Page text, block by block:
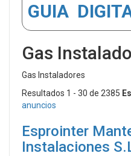
GUIA
Gas
Gas Instaladores
Resultados 1 - 30 de 2385
anuncios
Esprointer
Instalaciones